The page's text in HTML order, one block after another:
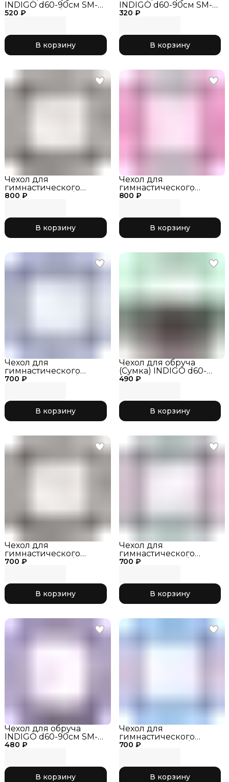
520 ₽
INDIGO d60-90см SM-
084 Жёлтый/Розовый
В корзину
320 ₽
INDIGO d60-90см SM-
084 зеленый
В корзину
800 ₽
Чехол для
гимнастического
обруча черный/
В корзину
800 ₽
Чехол для
гимнастического
обруча розовый/
В корзину
700 ₽
Чехол для
гимнастического
обруча, василёк/
В корзину
490 ₽
Чехол для обруча
(Сумка) INDIGO d60-
90см SM-083
В корзину
700 ₽
Чехол для
гимнастического
обруча черный/
В корзину
700 ₽
Чехол для
гимнастического
обруча черный/
В корзину
480 ₽
Чехол для обруча
INDIGO d60-90см SM-
084 Фиолетовый
В корзину
700 ₽
Чехол для
гимнастического
обруча голубой/
В корзину